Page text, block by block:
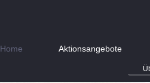
Home Aktionsangebote